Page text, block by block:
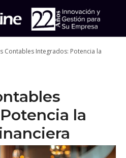
Contables Integrados: Potencia la
la